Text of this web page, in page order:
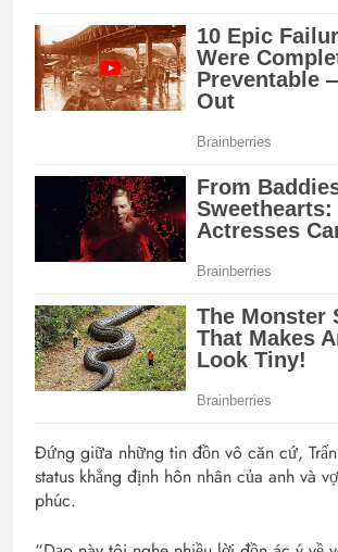
Đứng giữa những tin đồn vô căn cứ, Trấn
status khẳng định hôn nhân của anh và
phúc.